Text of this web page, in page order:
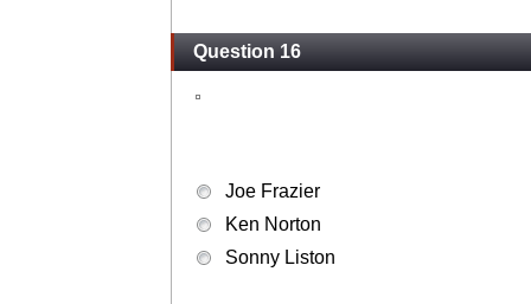
Question 16
Joe Frazier
Ken Norton
Sonny Liston